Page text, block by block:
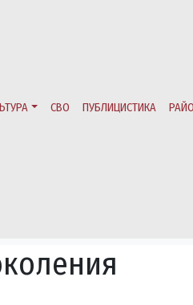
СВО ПУБЛИЦИСТИКА